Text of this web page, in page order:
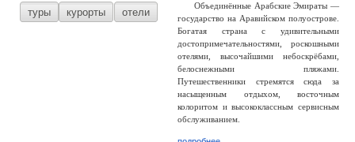
туры курорты отели
Объединённые Арабские Эмираты —
государство на Аравийском полуострове.
Богатая страна с удивительными
достопримечательностями, роскошными
отелями, высочайшими небоскрёбами,
белоснежными пляжами.
Путешественники стремятся сюда за
насыщенным отдыхом, восточным
колоритом и высококлассным сервисным
обслуживанием.